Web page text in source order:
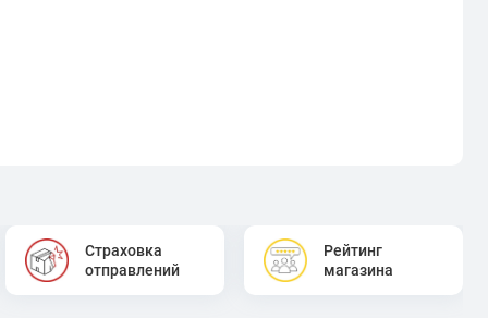
Страховка
отправлений
Рейтинг
магазина